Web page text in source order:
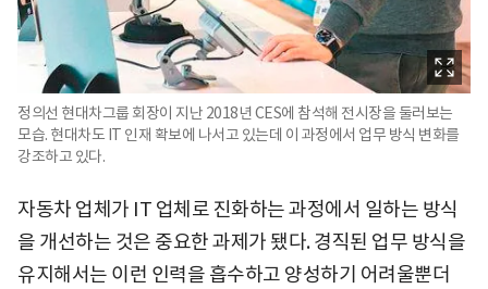
정의선 현대차그룹 회장이 지난 2018년 CES에 참석해 전시장을 둘러보는
모습. 현대차도 IT 인재 확보에 나서고 있는데 이 과정에서 업무 방식 변화를
강조하고 있다.
자동차 업체가 IT 업체로 진화하는 과정에서 일하는 방식
을 개선하는 것은 중요한 과제가 됐다. 경직된 업무 방식을
유지해서는 이런 인력을 흡수하고 양성하기 어려울뿐더